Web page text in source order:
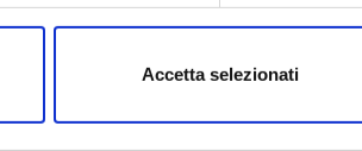
Accetta selezionati
Kinderspielplätzen ist das
einem saubereren,
Auch für diejenigen, die mit ihren